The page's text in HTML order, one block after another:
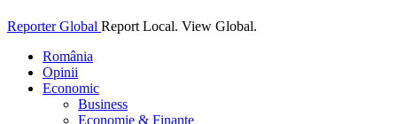
Reporter Global Report Local. View Global.
România
Opinii
Economic
Business
Economie & Finanțe